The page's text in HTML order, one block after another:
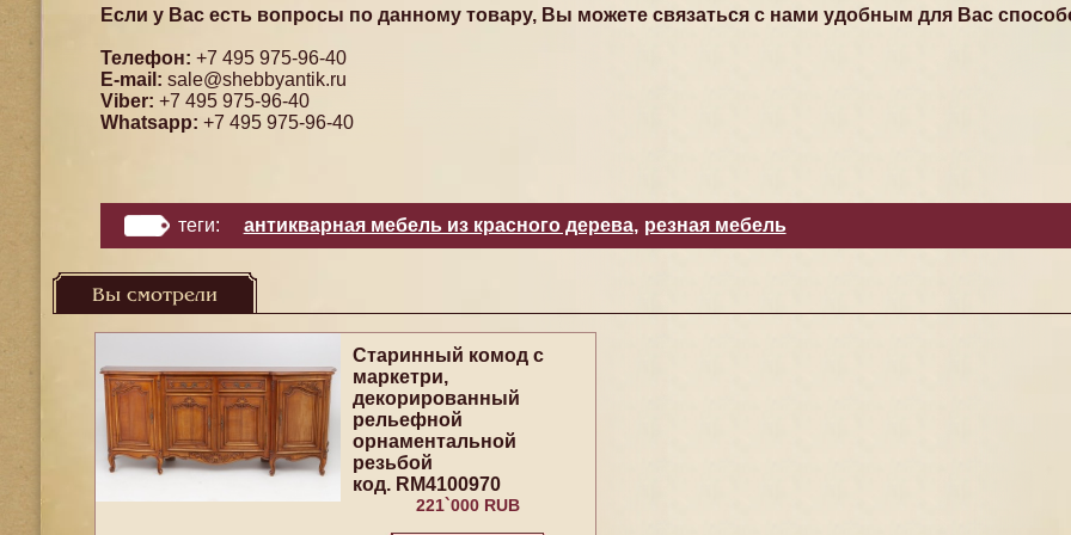
Если у Вас есть вопросы по данному товару, Вы можете связаться с нами удобным для Вас
Телефон: +7 495 975-96-40
E-mail: sale@shebbyantik.ru
Viber: +7 495 975-96-40
Whatsapp: +7 495 975-96-40
теги: антикварная мебель из красного дерева, резная мебель
Вы смотрели
Старинный комод с
маркетри,
декорированный
рельефной
орнаментальной
резьбой
код. RM4100970
221`000 RUB